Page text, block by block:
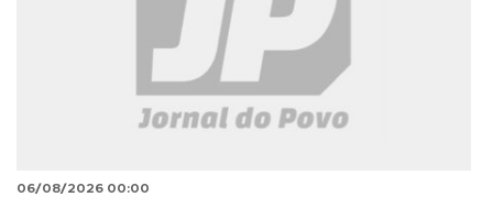
06/08/2026 00:00